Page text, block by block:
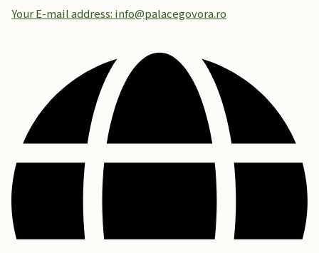
Your E-mail address: info@palacegovora.ro